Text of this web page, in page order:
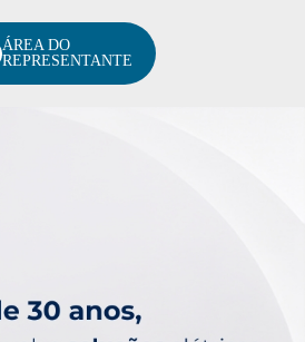
ÁREA DO
REPRESENTANTE